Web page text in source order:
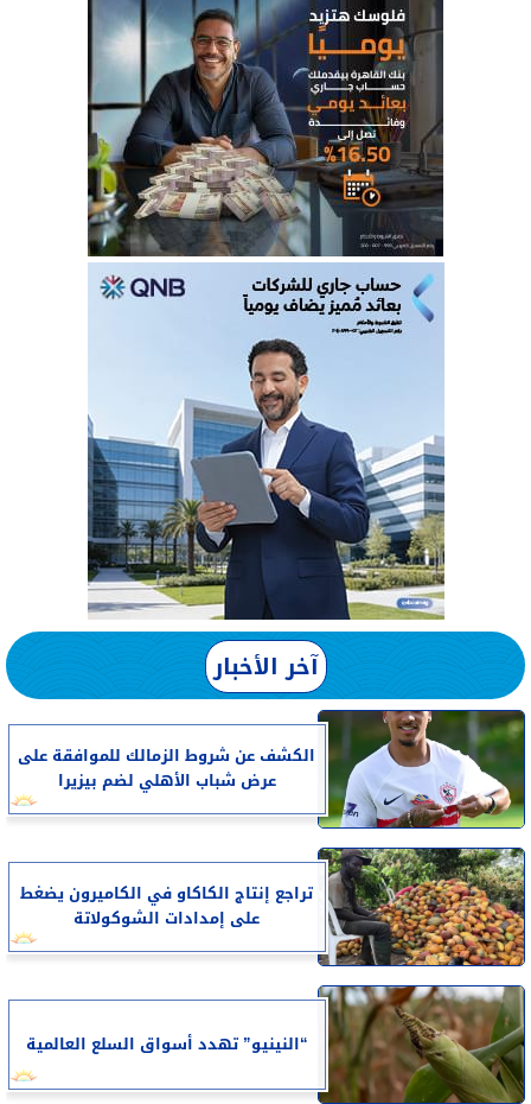
آخر الأخبار
الكشف عن شروط الزمالك للموافقة على
عرض شباب الأهلي لضم بيزيرا
تراجع إنتاج الكاكاو في الكاميرون يضغط
على إمدادات الشوكولاتة
“النينيو” تهدد أسواق السلع العالمية